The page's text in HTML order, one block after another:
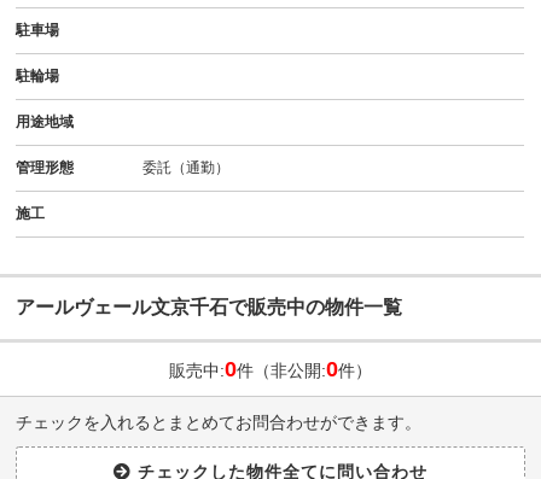
駐車場
駐輪場
用途地域
管理形態 委託（通勤）
施工
アールヴェール文京千石で販売中の物件一覧
販売中:0件（非公開:0件）
チェックを入れるとまとめてお問合わせができます。